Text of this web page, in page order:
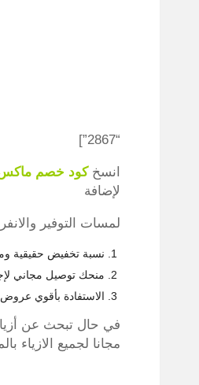
“2867”]
انسخكود خصم
لإضافة
لمسات التوفير
نسبة تخفيض حقيقية ومضمونة تقدر ب 85% شاملة كافة
منحك توصيل مجاني
الاستفادة بأقوي عروض سيتي ماكس 2026 بضغطة زر واحدة
في حال تبحث عن
مجانا لجميع الازياء